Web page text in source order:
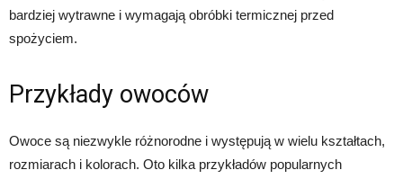
bardziej wytrawne i wymagają obróbki termicznej przed
spożyciem.
Przykłady owoców
Owoce są niezwykle różnorodne i występują w wielu kształtach,
rozmiarach i kolorach. Oto kilka przykładów popularnych